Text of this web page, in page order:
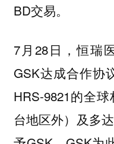
BD交易。
7月28日，恒瑞
GSK达成合作协
HRS-9821的全
台地区外）及多